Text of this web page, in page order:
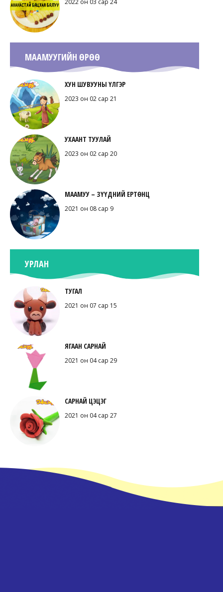
2022 он 03 сар 24
МААМУУГИЙН ӨРӨӨ
ХУН ШУВУУНЫ ҮЛГЭР
2023 он 02 сар 21
УХААНТ ТУУЛАЙ
2023 он 02 сар 20
МААМУУ – ЗҮҮДНИЙ ЕРТӨНЦ
2021 он 08 сар 9
УРЛАН
ТУГАЛ
2021 он 07 сар 15
ЯГААН САРНАЙ
2021 он 04 сар 29
САРНАЙ ЦЭЦЭГ
2021 он 04 сар 27